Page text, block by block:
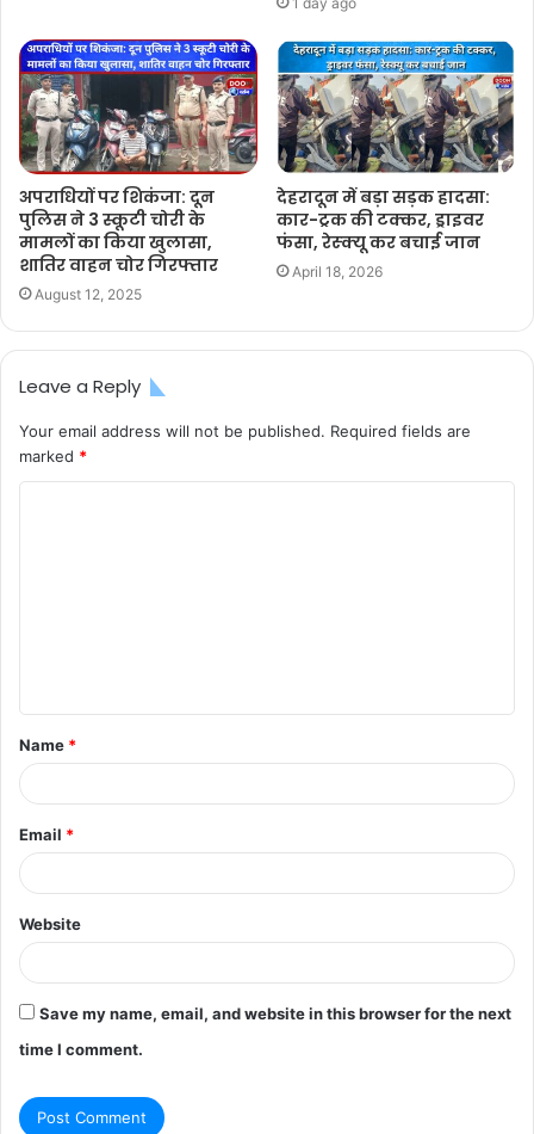
अपराधियों पर शिकंजा: दून
पुलिस ने 3 स्कूटी चोरी के
मामलों का किया खुलासा,
शातिर वाहन चोर गिरफ्तार
August 12, 2025
देहरादून में बड़ा सड़क हादसा:
कार-ट्रक की टक्कर, ड्राइवर
फंसा, रेस्क्यू कर बचाई जान
April 18, 2026
Leave a Reply
Your email address will not be published. Required fields are
marked *
t
*
Name *
Email *
Website
Save my name, email, and website in this browser for the next
time I comment.